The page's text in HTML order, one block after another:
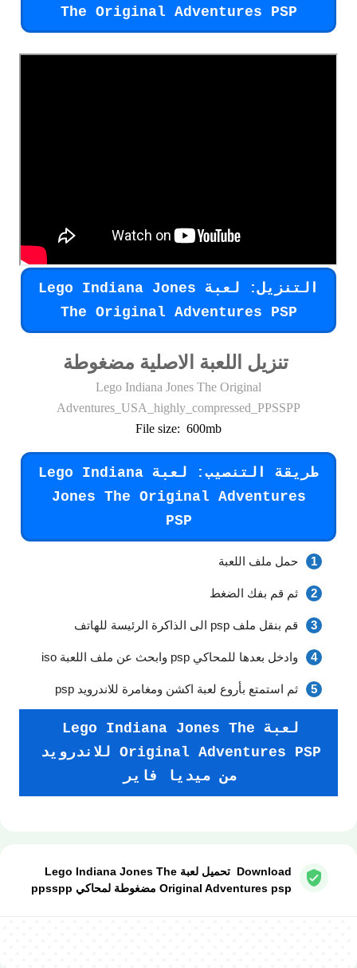
The Original Adventures PSP
التنزيل: لعبة Lego Indiana Jones
The Original Adventures PSP
تنزيل اللعبة الاصلية مضغوطة
Lego Indiana Jones The Original
Adventures_USA_highly_compressed_PPSSPP
File size: 600mb
طريقة التنصيب: لعبة Lego Indiana
Jones The Original Adventures
PSP
حمل ملف اللعبة
ثم قم بفك الضغط
قم بنقل ملف psp الى الذاكرة الرئيسة للهاتف
وادخل بعدها للمحاكي psp وابحث عن ملف اللعبة iso
ثم استمتع بأروع لعبة اكشن ومغامرة للاندرويد psp
لعبة Lego Indiana Jones The
Original Adventures PSP للاندرويد
من ميديا فاير
Download تحميل لعبة Lego Indiana Jones The
Original Adventures psp مضغوطة لمحاكي ppsspp